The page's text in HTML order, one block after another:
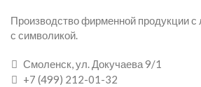
Производство фирменной продукции с
с символикой.
Смоленск, ул. Докучаева 9/1
+7 (499) 212-01-32